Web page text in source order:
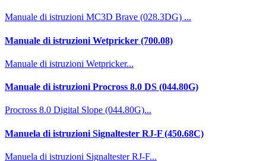
Manuale di istruzioni MC3D Brave (028.3DG) ...
Manuale di istruzioni Wetpricker (700.08)
Manuale di istruzioni Wetpricker...
Manuale di istruzioni Procross 8.0 DS (044.80G)
Procross 8.0 Digital Slope (044.80G)...
Manuela di istruzioni Signaltester RJ-F (450.68C)
Manuela di istruzioni Signaltester RJ-F...